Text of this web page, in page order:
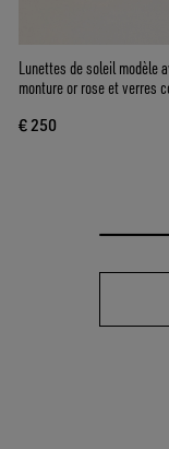
Lunettes de soleil modèle
monture or rose et verres
€ 250